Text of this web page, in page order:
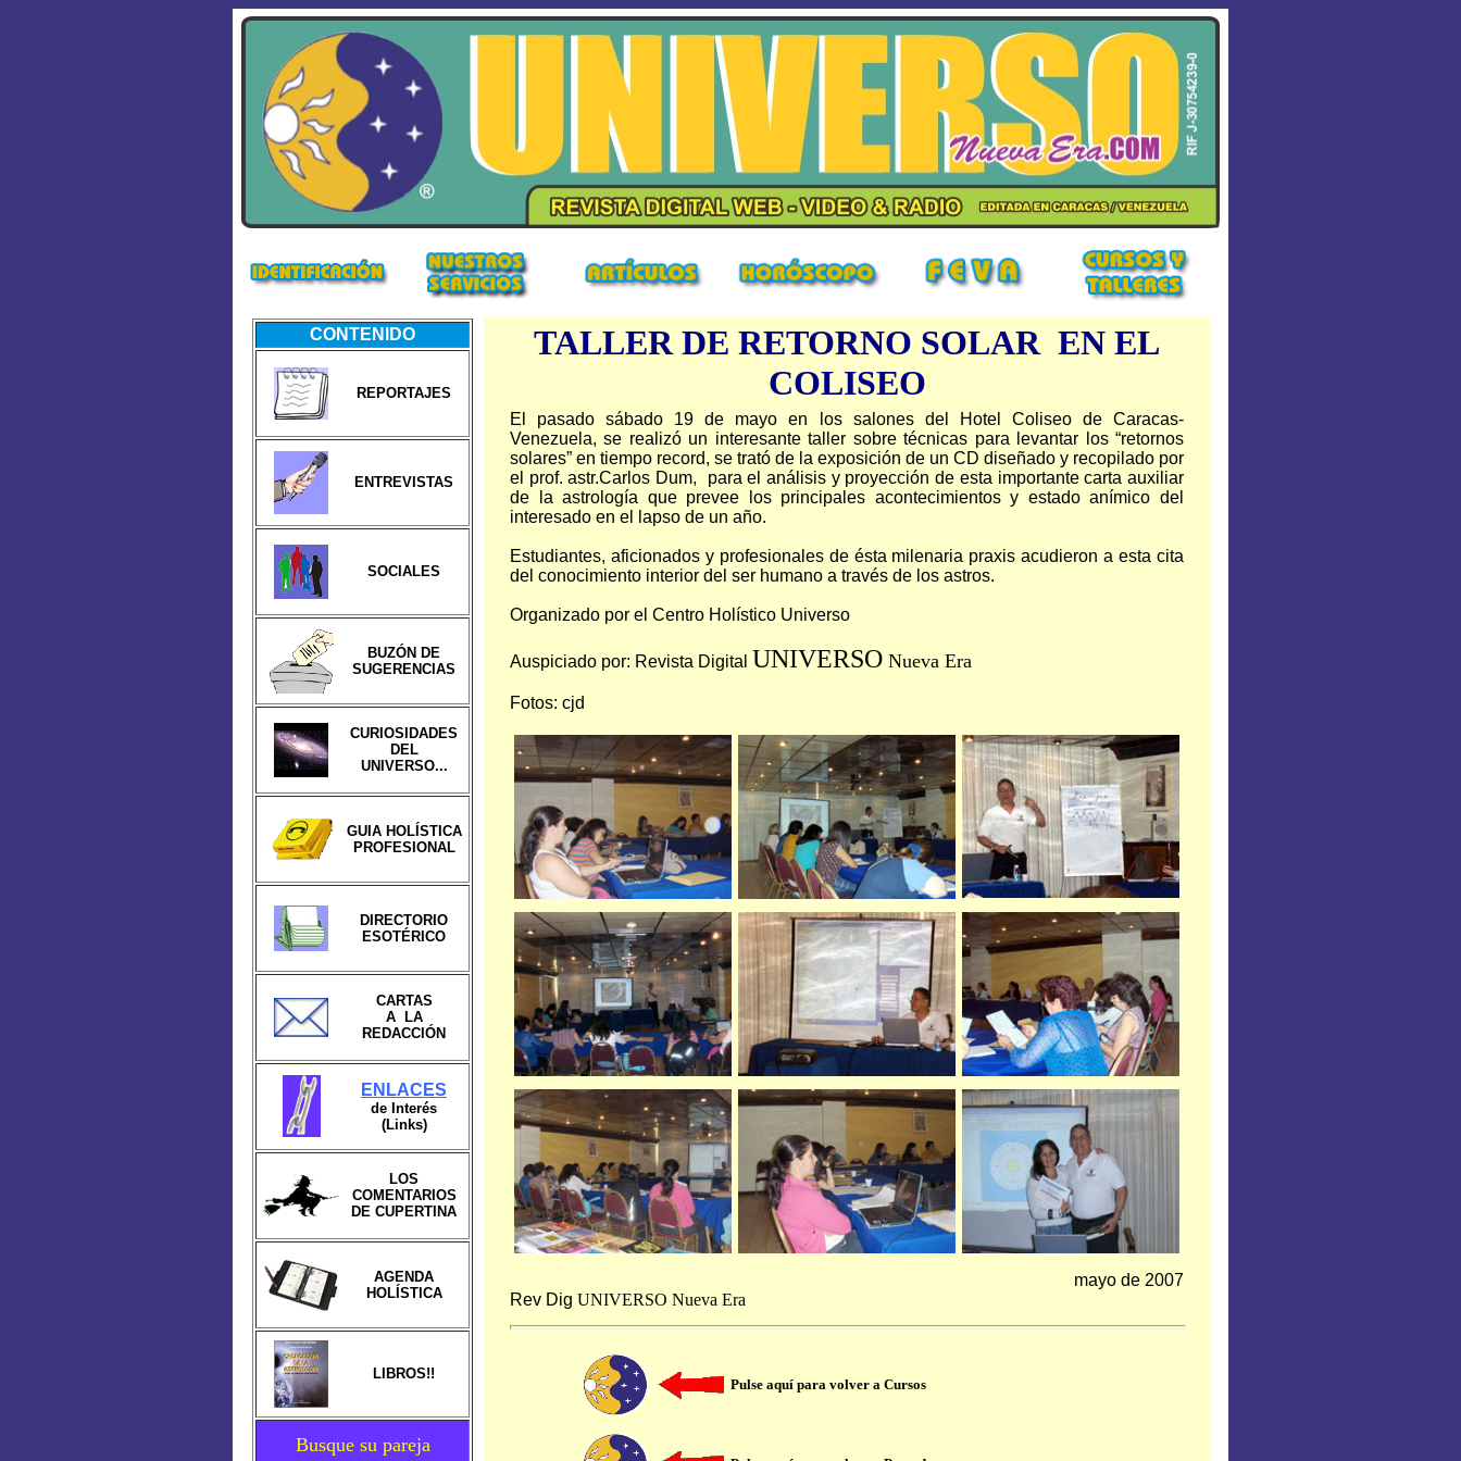
CONTENIDO
REPORTAJES
ENTREVISTAS
SOCIALES
BUZÓN DE
SUGERENCIAS
CURIOSIDADES
DEL
UNIVERSO...
GUIA HOLÍSTICA
PROFESIONAL
DIRECTORIO
ESOTÉRICO
CARTAS
A LA
REDACCIÓN
ENLACES
de Interés
(Links)
LOS
COMENTARIOS
DE CUPERTINA
AGENDA
HOLÍSTICA
LIBROS!!
Busque su pareja
TALLER DE RETORNO SOLAR EN EL
COLISEO
El pasado sábado 19 de mayo en los salones del Hotel Coliseo de Caracas-
Venezuela,se realizó un interesante taller sobre técnicas para levantar los “retornos
solares” en tiempo record, se trató de la exposición de un CD diseñado y recopilado por
el prof. astr.Carlos Dum,
para el análisis y proyección de esta importante carta auxiliar
de la astrología que prevee los principales acontecimientos y estado anímico del
interesado en el lapso de un año.
Estudiantes, aficionados y profesionales de ésta milenaria praxis acudieron a esta cita
del conocimiento interior del ser humano a través de los astros.
Organizado por el Centro Holístico Universo
Auspiciado por: Revista Digital UNIVERSO Nueva Era
Fotos: cjd
mayo de 2007
Rev Dig UNIVERSO Nueva Era
Pulse aquí para volver a Cursos